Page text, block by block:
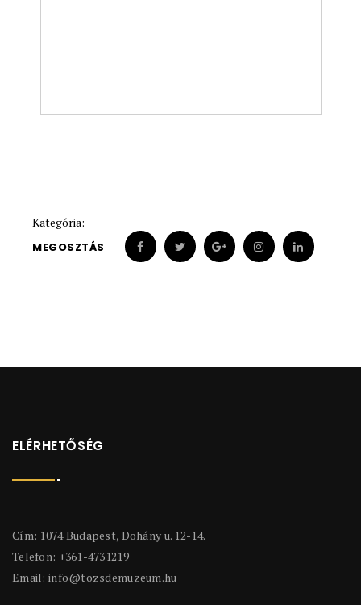
Kategória:
MEGOSZTÁS
ELÉRHETŐSÉG
Cím: 1074 Budapest, Dohány u. 12-14.
Telefon: +361-4731219
Email: info@tozsdemuzeum.hu